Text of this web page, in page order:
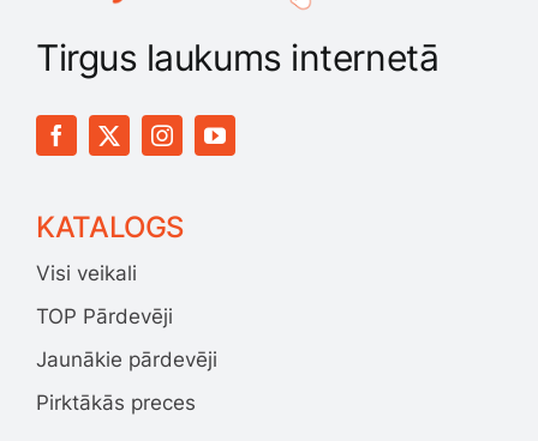
Tirgus laukums internetā
KATALOGS
Visi veikali
TOP Pārdevēji
Jaunākie pārdevēji
Pirktākās preces